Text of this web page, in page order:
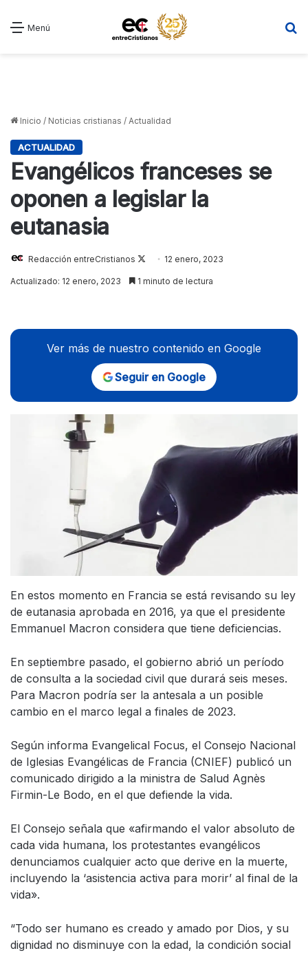
Menú
Inicio / Noticias cristianas / Actualidad
ACTUALIDAD
Evangélicos franceses se
oponen a legislar la
eutanasia
Redacción entreCristianos
Follow12 enero, 2023
Actualizado: 12 enero, 2023 1 minuto de lectura
Ver más de nuestro contenido en Google
Seguir en Google
En estos momento en Francia se está revisando su ley
de eutanasia aprobada en 2016, ya que el presidente
Emmanuel Macron considera que tiene deficiencias.
En septiembre pasado, el gobierno abrió un período
de consulta a la sociedad civil que durará seis meses.
Para Macron podría ser la antesala a un posible
cambio en el marco legal a finales de 2023.
Según informa Evangelical Focus, el Consejo Nacional
de Iglesias Evangélicas de Francia (CNIEF) publicó un
comunicado dirigido a la ministra de Salud Agnès
Firmin-Le Bodo, en el que defiende la vida.
El Consejo señala que «afirmando el valor absoluto de
cada vida humana, los protestantes evangélicos
denunciamos cualquier acto que derive en la muerte,
incluyendo la ‘asistencia activa para morir’ al final de la
vida».
“Todo ser humano es creado y amado por Dios, y su
dignidad no disminuye con la edad, la condición social